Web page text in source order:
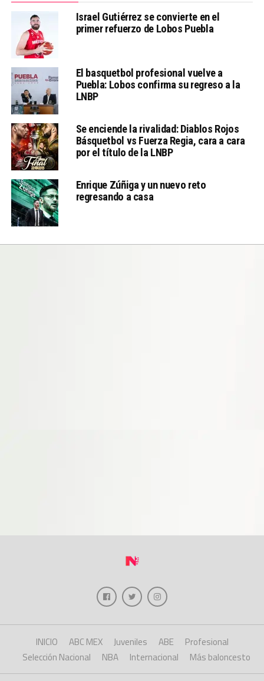
Israel Gutiérrez se convierte en el
primer refuerzo de Lobos Puebla
El basquetbol profesional vuelve a
Puebla: Lobos confirma su regreso a la
LNBP
Se enciende la rivalidad: Diablos Rojos
Básquetbol vs Fuerza Regia, cara a cara
por el título de la LNBP
Enrique Zúñiga y un nuevo reto
regresando a casa
INICIO ABC MEX Juveniles ABE
Profesional
Selección Nacional
NBA Internacional Más baloncesto